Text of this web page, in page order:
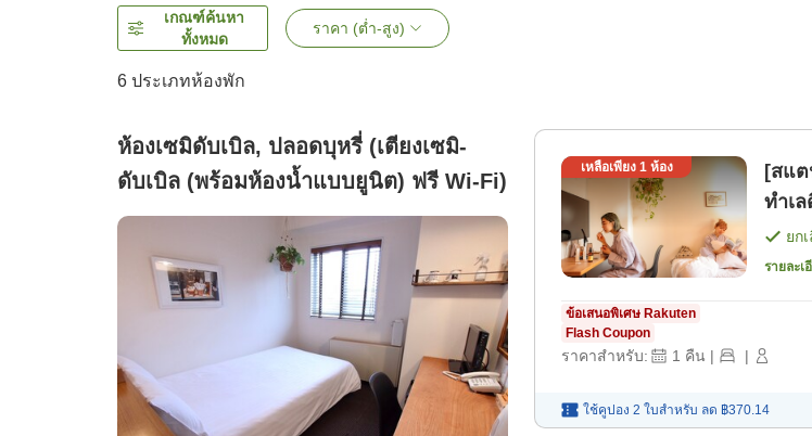
เกณฑ์ค้นหา
ทั้งหมด
ราคา (ต่ำ-สูง)
6 ประเภทห้องพัก
ห้องเซมิดับเบิล, ปลอดบุหรี่ (เตียงเซมิ-
ดับเบิล (พร้อมห้องน้ำแบบยูนิต) ฟรี Wi-Fi)
เหลือเพียง 1ห้อง
[สแ
ทำเ
[เฉพ
ยก
รายละ
ข้อเสนอพิเศษ Rakuten
Flash Coupon
ราคาสำหรับ: 1 คืน | |
ใช้คูปอง 2 ใบสำหรับ ลด ฿370.14